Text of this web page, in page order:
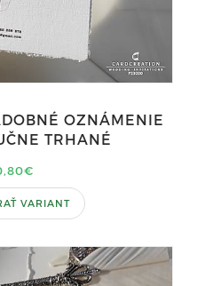
OZNÁMENIE
TRHANÉ
VARIANT